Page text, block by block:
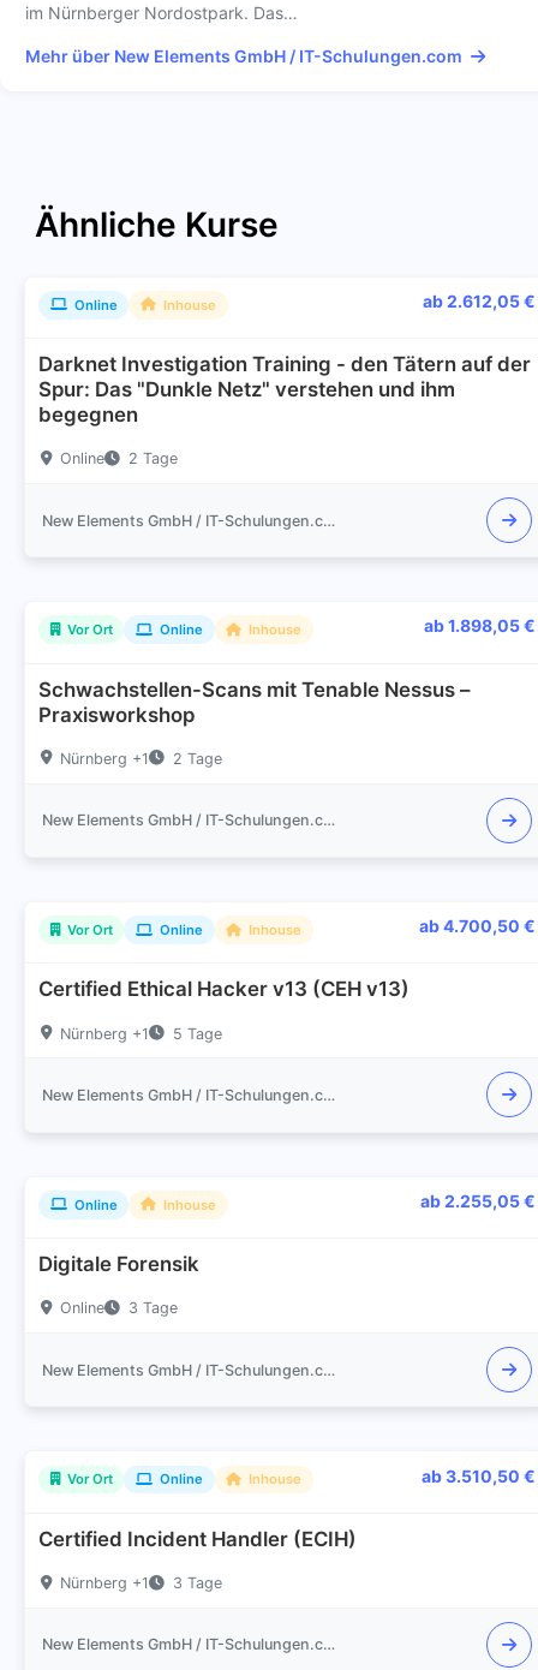
im Nürnberger Nordostpark. Das…
Mehr über New Elements GmbH / IT-Schulungen.com
Ähnliche Kurse
Online Inhouse ab 2.612,05 €
Darknet Investigation Training - den Tätern auf der
Spur: Das "Dunkle Netz" verstehen und ihm
begegnen
Online 2 Tage
New Elements GmbH / IT-Schulungen.com
Vor Ort Online Inhouse ab 1.898,05 €
Schwachstellen-Scans mit Tenable Nessus –
Praxisworkshop
Nürnberg +1 2 Tage
New Elements GmbH / IT-Schulungen.com
Vor Ort Online Inhouse ab 4.700,50 €
Certified Ethical Hacker v13 (CEH v13)
Nürnberg +1 5 Tage
New Elements GmbH / IT-Schulungen.com
Online Inhouse ab 2.255,05 €
Digitale Forensik
Online 3 Tage
New Elements GmbH / IT-Schulungen.com
Vor Ort Online Inhouse ab 3.510,50 €
Certified Incident Handler (ECIH)
Nürnberg +1 3 Tage
New Elements GmbH / IT-Schulungen.com